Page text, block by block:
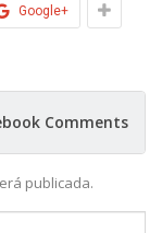
Google+
Comments
publicada.